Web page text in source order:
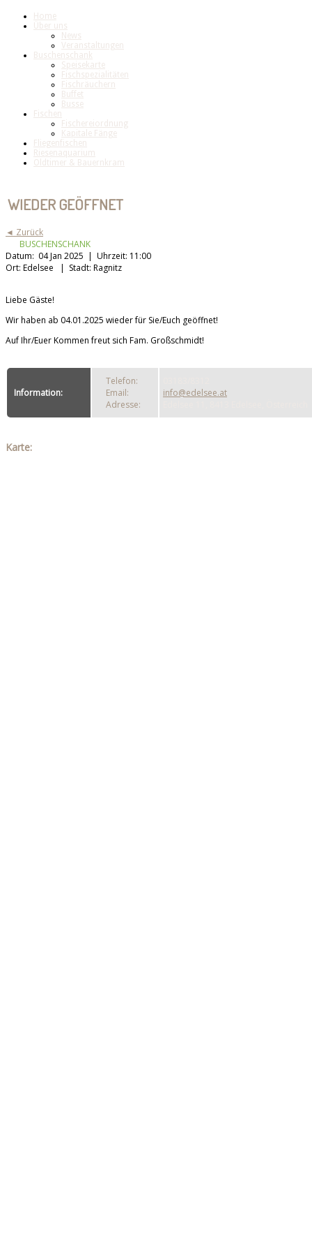
Home
Über uns
News
Veranstaltungen
Buschenschank
Speisekarte
Fischspezialitäten
Fischräuchern
Buffet
Busse
Fischen
Fischereiordnung
Kapitale Fänge
Fliegenfischen
Riesenaquarium
Oldtimer & Bauernkram
WIEDER GEÖFFNET
◄ Zurück
BUSCHENSCHANK
Datum: 04 Jan 2025 | Uhrzeit: 11:00
Ort: Edelsee | Stadt: Ragnitz
Liebe Gäste!
Wir haben ab 04.01.2025 wieder für Sie/Euch geöffnet!
Auf Ihr/Euer Kommen freut sich Fam. Großschmidt!
Information:
Telefon:
Email:
Adresse:
info@edelsee.at
Karte: